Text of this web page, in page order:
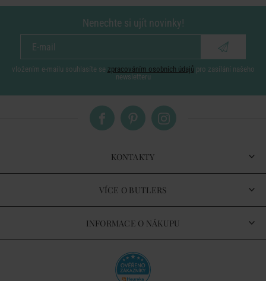
Nenechte si ujít novinky!
vložením e-mailu souhlasíte se zpracováním osobních údajů pro zasílání našeho
newsletteru
KONTAKTY
VÍCE O BUTLERS
INFORMACE O NÁKUPU